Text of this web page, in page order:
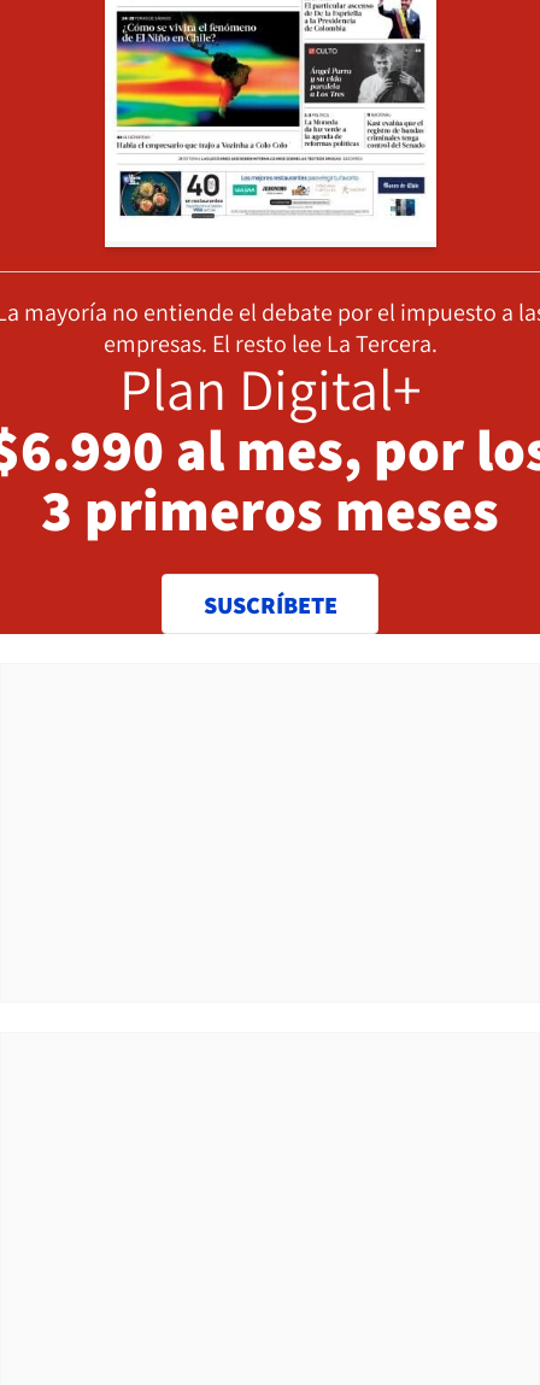
mayoría no entiende el debate por el impuesto a
empresas. El resto lee La Tercera.
Plan Digital+
al mes, por
3 primeros meses
SUSCRÍBETE